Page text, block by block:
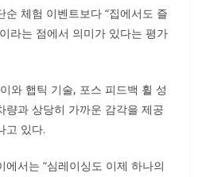
체험 이벤트보다 “집에서도 즐
라는 점에서 의미가 있다는 평가
와 햅틱 기술, 포스 피드백 휠 성
량과 상당히 가까운 감각을 제공
고 있다.
서는 “심레이싱도 이제 하나의